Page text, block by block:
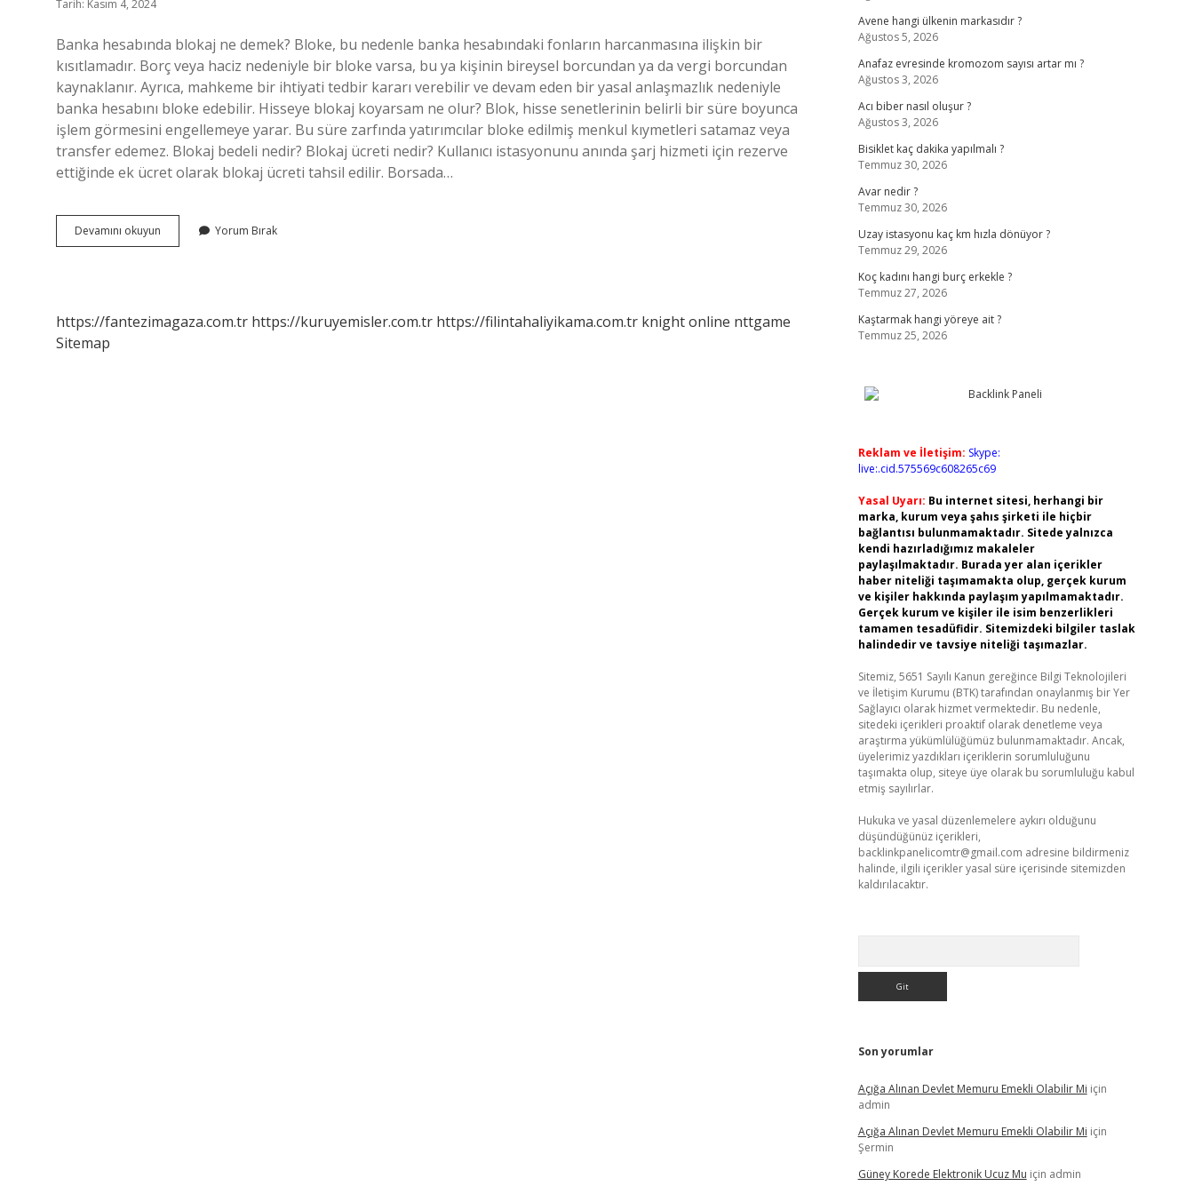
Tarih: Kasım 4, 2024
Banka hesabında blokaj ne demek? Bloke, bu nedenle banka hesabındaki fonların harcanmasına ilişkin bir
kısıtlamadır. Borç veya haciz nedeniyle bir bloke varsa, bu ya kişinin bireysel borcundan ya da vergi borcundan
kaynaklanır. Ayrıca, mahkeme bir ihtiyati tedbir kararı verebilir ve devam eden bir yasal anlaşmazlık nedeniyle
banka hesabını bloke edebilir. Hisseye blokaj koyarsam ne olur? Blok, hisse senetlerinin belirli bir süre boyunca
işlem görmesini engellemeye yarar. Bu süre zarfında yatırımcılar bloke edilmiş menkul kıymetleri satamaz veya
transfer edemez. Blokaj bedeli nedir? Blokaj ücreti nedir? Kullanıcı istasyonunu anında şarj hizmeti için rezerve
ettiğinde ek ücret olarak blokaj ücreti tahsil edilir. Borsada…
Devamını okuyun
Tutarı
Yorum Bırak
https://fantezimagaza.com.tr https://kuruyemisler.com.tr https://filintahaliyikama.com.tr knight online nttgame
Sitemap
Avene hangi ülkenin markasıdır ?
Ağustos 5, 2026
Anafaz evresinde kromozom sayısı artar mı ?
Ağustos 3, 2026
Acı biber nasıl oluşur ?
Ağustos 3, 2026
Bisiklet kaç dakika yapılmalı ?
Temmuz 30, 2026
Avar nedir ?
Temmuz 30, 2026
Uzay istasyonu kaç km hızla dönüyor ?
Temmuz 29, 2026
Koç kadını hangi burç erkekle ?
Temmuz 27, 2026
Kaştarmak hangi yöreye ait ?
Temmuz 25, 2026
Reklam ve İletişim: Skype:
live:.cid.575569c608265c69
Yasal Uyarı: Bu internet sitesi, herhangi bir
marka, kurum veya şahıs şirketi ile hiçbir
bağlantısı bulunmamaktadır. Sitede yalnızca
kendi hazırladığımız makaleler
paylaşılmaktadır. Burada yer alan içerikler
haber niteliği taşımamakta olup, gerçek kurum
ve kişiler hakkında paylaşım yapılmamaktadır.
Gerçek kurum ve kişiler ile isim benzerlikleri
tamamen tesadüfidir. Sitemizdeki bilgiler taslak
halindedir ve tavsiye niteliği taşımazlar.
Sitemiz, 5651 Sayılı Kanun gereğince Bilgi Teknolojileri
ve İletişim Kurumu (BTK) tarafından onaylanmış bir Yer
Sağlayıcı olarak hizmet vermektedir. Bu nedenle,
sitedeki içerikleri proaktif olarak denetleme veya
araştırma yükümlülüğümüz bulunmamaktadır. Ancak,
üyelerimiz yazdıkları içeriklerin sorumluluğunu
taşımakta olup, siteye üye olarak bu sorumluluğu kabul
etmiş sayılırlar.
Hukuka ve yasal düzenlemelere aykırı olduğunu
düşündüğünüz içerikleri,
backlinkpanelicomtr@gmail.com adresine bildirmeniz
halinde, ilgili içerikler yasal süre içerisinde sitemizden
kaldırılacaktır.
Son yorumlar
Açığa Alınan Devlet Memuru Emekli Olabilir Mi için
admin
Açığa Alınan Devlet Memuru Emekli Olabilir Mi için
Şermin
Güney Korede Elektronik Ucuz Mu için admin